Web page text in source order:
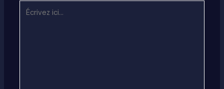
Écrivez
ici…